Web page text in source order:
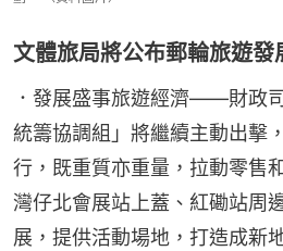
文體旅局將公布郵輪旅遊發
．發展盛事旅遊經濟——財政
統籌協調組」將繼續主動出擊
行，既重質亦重量，拉動零售
灣仔北會展站上蓋、紅磡站周
展，提供活動場地，打造成新